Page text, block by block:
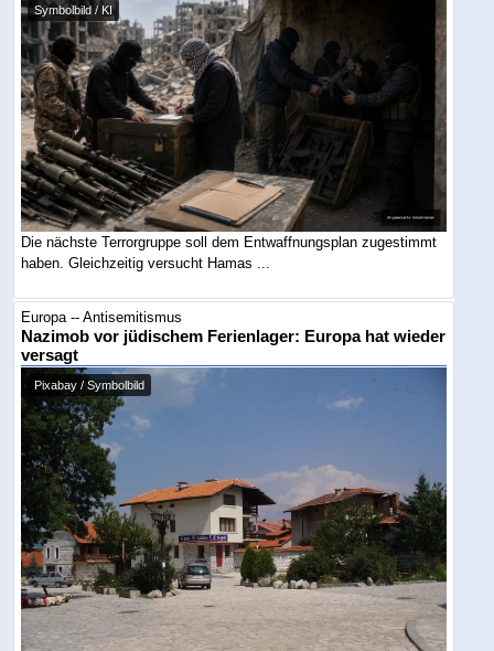
Symbolbild / KI
Die nächste Terrorgruppe soll dem Entwaffnungsplan zugestimmt
haben. Gleichzeitig versucht Hamas ...
Europa -- Antisemitismus
Nazimob vor jüdischem Ferienlager: Europa hat wieder
versagt
Pixabay / Symbolbild